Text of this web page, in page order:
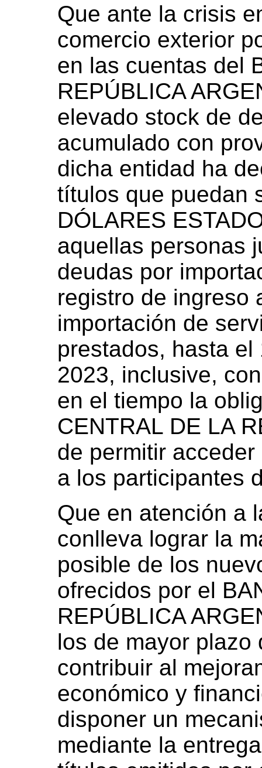
Que ante la crisis
comercio exterior
en las cuentas del
REPÚBLICA
elevado stock de
acumulado con
dicha entidad ha
títulos que puedan
DÓLARES
aquellas personas
deudas por
registro de ingreso
importación de
prestados, hasta
2023, inclusive,
en el tiempo la
CENTRAL DE LA
de permitir
a los participantes
Que en atención a
conlleva lograr la
posible de los
ofrecidos por el
REPÚBLICA
los de mayor plazo
contribuir al
económico y
disponer un
mediante la